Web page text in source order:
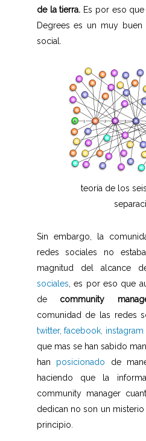
de la tierra. Es por eso
Degrees es un muy
social.
teoría de los
Sin embargo, la
redes sociales no
magnitud del alcance
sociales , es por eso que
de community
comunidad de las redes
twitter, facebook, instagram
que mas se han sabido
han posicionado de
haciendo que la
community manager
dedican no son un
principio.